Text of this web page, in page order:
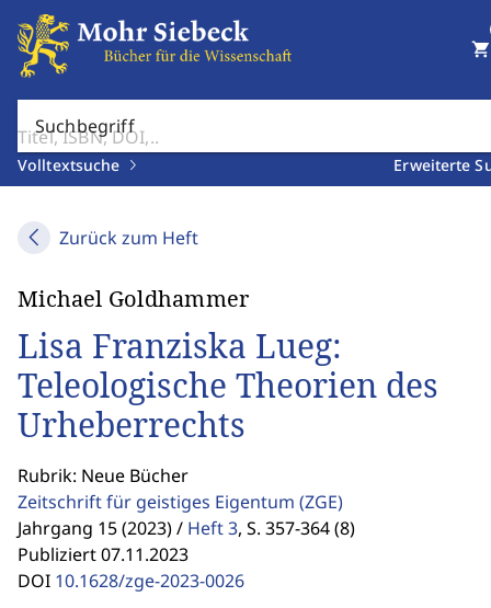
Suchbegriff
Volltextsuche Erweiterte
shopping_cart
Zurück zum Heft
Michael Goldhammer
Lisa Franziska Lueg:
Teleologische Theorien des
Urheberrechts
Rubrik: Neue Bücher
Zeitschrift für geistiges Eigentum (ZGE)
Jahrgang 15 (2023) / Heft 3, S. 357-364 (8)
Publiziert 07.11.2023
DOI 10.1628/zge-2023-0026